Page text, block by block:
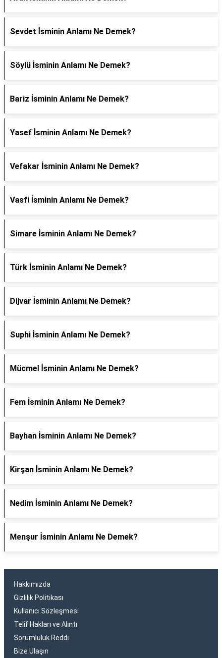
Sevdet İsminin Anlamı Ne Demek?
Söylü İsminin Anlamı Ne Demek?
Bariz İsminin Anlamı Ne Demek?
Yasef İsminin Anlamı Ne Demek?
Vefakar İsminin Anlamı Ne Demek?
Vasfi İsminin Anlamı Ne Demek?
Simare İsminin Anlamı Ne Demek?
Türk İsminin Anlamı Ne Demek?
Dijvar İsminin Anlamı Ne Demek?
Suphi İsminin Anlamı Ne Demek?
Mücmel İsminin Anlamı Ne Demek?
Fem İsminin Anlamı Ne Demek?
Bayhan İsminin Anlamı Ne Demek?
Kirşan İsminin Anlamı Ne Demek?
Nedim İsminin Anlamı Ne Demek?
Menşur İsminin Anlamı Ne Demek?
Hakkımızda
Gizlilik Politikası
Kullanıcı Sözleşmesi
Telif Hakları ve Alıntı
Sorumluluk Reddi
Bize Ulaşın